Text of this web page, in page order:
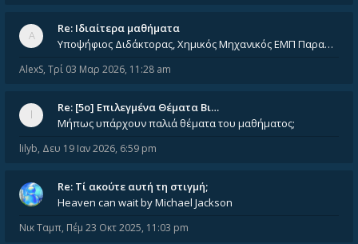
Re: Ιδιαίτερα μαθήματα
Υποψήφιος Διδάκτορας, Χημικός Μηχανικός ΕΜΠ Παραδίδω ιδιαίτερα μαθήματα μέσης και ανώτατης εκπαίδευσης σε θετικές και τε
AlexS, Τρί 03 Μαρ 2026, 11:28 am
Re: [5ο] Επιλεγμένα Θέματα Βι…
Μήπως υπάρχουν παλιά θέματα του μαθήματος;
lilyb, Δευ 19 Ιαν 2026, 6:59 pm
Re: Tί ακούτε αυτή τη στιγμή;
Heaven can wait by Michael Jackson
Νικ Ταμπ, Πέμ 23 Οκτ 2025, 11:03 pm